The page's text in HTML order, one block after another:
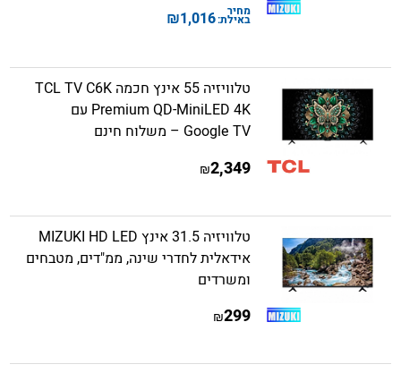
מחיר
באילת:1,016
₪
טלוויזיה 55 אינץ חכמה TCL TV C6K
Premium QD-MiniLED 4K עם
Google TV – משלוח חינם
2,349
₪
טלוויזיה 31.5 אינץ MIZUKI HD LED
אידאלית לחדרי שינה, ממ"דים, מטבחים
ומשרדים
299
₪